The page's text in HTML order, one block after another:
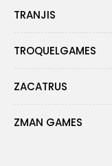
TRANJIS
TROQUELGAMES
ZACATRUS
ZMAN GAMES